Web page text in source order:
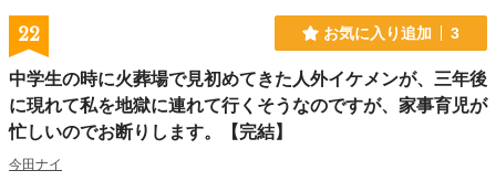
入。日々の癒しは動物動画とえろマンガ。ストレスと性欲を
もてあましている。２章目以降、外資系企業に転職。 ◆ウェ
き)。同意を求めてから精気搾取する紳士。普段は癒し系だが
攻めの濃厚えっちが好き。家事をオールマイティにこなす。
その場に適応する能力に長けているのは淫魔なので。分身も
使って３Ｐできてしまう万能機能。 ◇ ※ゆるっと連載です。
22 お気に入り追加 3
中学生の時に火葬場で見初めてきた人外イケメンが、三年後
に現れて私を地獄に連れて行くそうなのですが、家事育児が
忙しいのでお断りします。【完結】
今田ナイ